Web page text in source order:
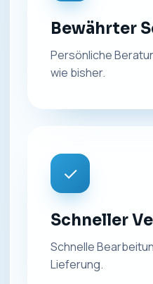
Bewährter
Persönliche
wie bisher.
✓
Schneller
Schnelle
Lieferung.